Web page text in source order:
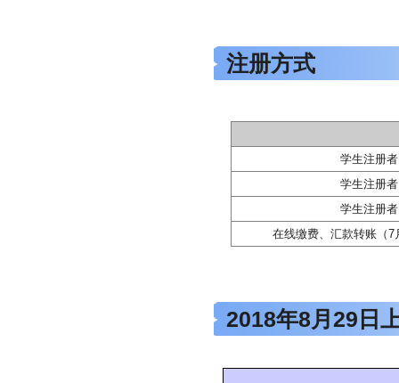
注册方式
学生注册者
学生注册者
学生注册者
在线缴费、汇款转账（7
2018年8月29日